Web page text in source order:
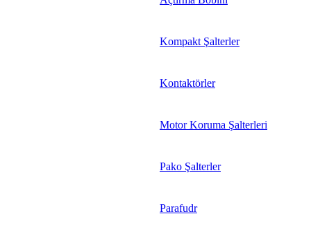
Kompakt Şalterler
Kontaktörler
Motor Koruma Şalterleri
Pako Şalterler
Parafudr